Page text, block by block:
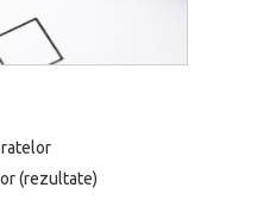
(rezultate)